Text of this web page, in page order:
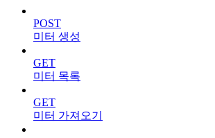
POST
미터 생성
GET
미터 목록
GET
미터 가져오기